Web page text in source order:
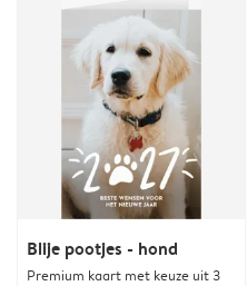
Blije pootjes - hond
Premium kaart met keuze uit 3